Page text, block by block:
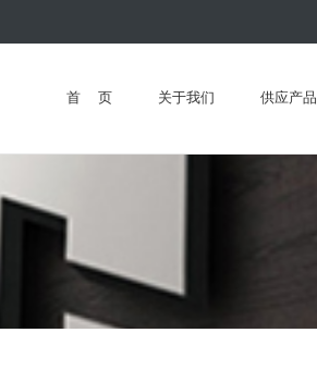
首 页 关于我们 供应产品